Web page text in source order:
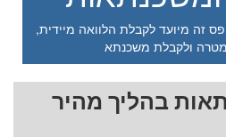
זה מיועד לקבלת הלוואה מיידית,
מטרה ולקבלת משכנתא
בהליך מהיר